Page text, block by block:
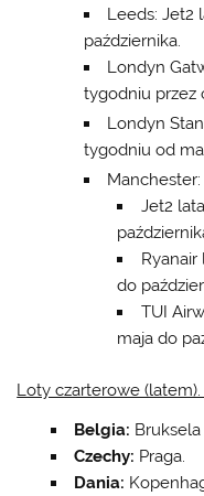
Leeds: Jet2
października.
Londyn
tygodniu przez
Londyn
tygodniu od
Manchester:
Jet2
do
TUI
maja do
Loty czarterowe
Belgia:
Czechy: Praga.
Dania: